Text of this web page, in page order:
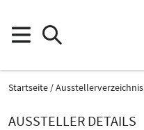
Startseite Ausstellerverzeichnis
AUSSTELLER DETAILS